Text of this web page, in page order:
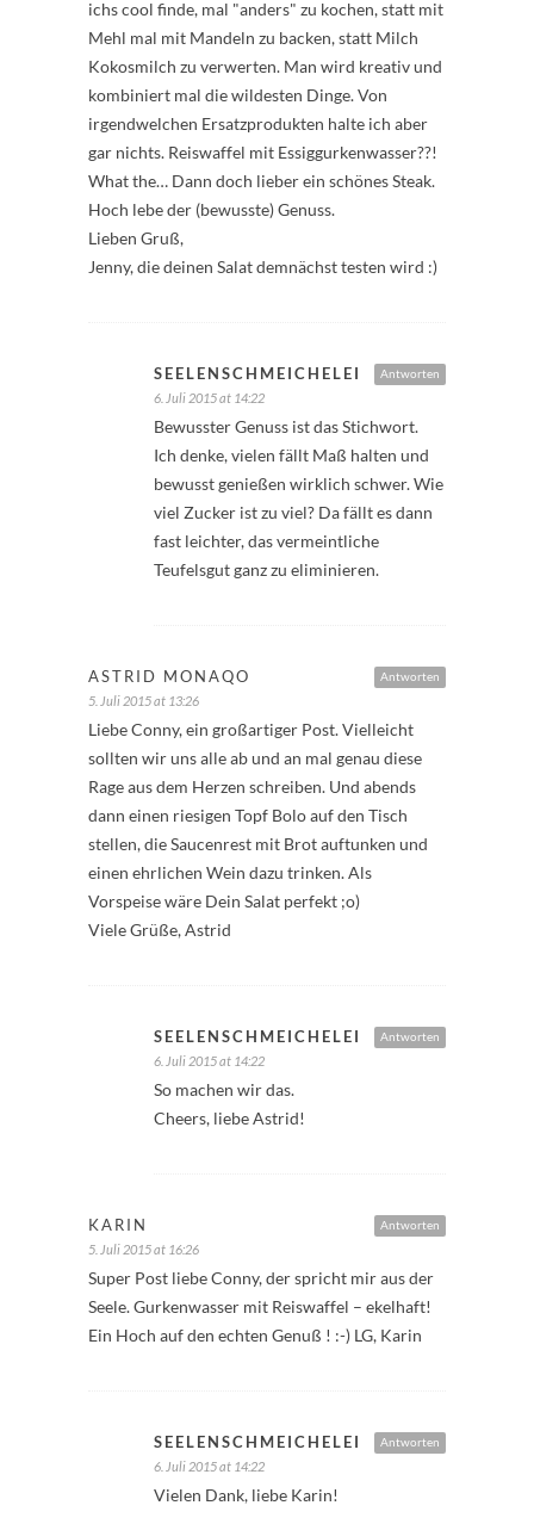
ichs cool finde, mal "anders" zu kochen, statt mit
Mehl mal mit Mandeln zu backen, statt Milch
Kokosmilch zu verwerten. Man wird kreativ und
kombiniert mal die wildesten Dinge. Von
irgendwelchen Ersatzprodukten halte ich aber
gar nichts. Reiswaffel mit Essiggurkenwasser??!
What the… Dann doch lieber ein schönes Steak.
Hoch lebe der (bewusste) Genuss.
Lieben Gruß,
Jenny, die deinen Salat demnächst testen wird :)
Antworten
SEELENSCHMEICHELEI
6. Juli 2015 at 14:22
Bewusster Genuss ist das Stichwort.
Ich denke, vielen fällt Maß halten und
bewusst genießen wirklich schwer. Wie
viel Zucker ist zu viel? Da fällt es dann
fast leichter, das vermeintliche
Teufelsgut ganz zu eliminieren.
Antworten
ASTRID MONAQO
5. Juli 2015 at 13:26
Liebe Conny, ein großartiger Post. Vielleicht
sollten wir uns alle ab und an mal genau diese
Rage aus dem Herzen schreiben. Und abends
dann einen riesigen Topf Bolo auf den Tisch
stellen, die Saucenrest mit Brot auftunken und
einen ehrlichen Wein dazu trinken. Als
Vorspeise wäre Dein Salat perfekt ;o)
Viele Grüße, Astrid
Antworten
SEELENSCHMEICHELEI
6. Juli 2015 at 14:22
So machen wir das.
Cheers, liebe Astrid!
Antworten
KARIN
5. Juli 2015 at 16:26
Super Post liebe Conny, der spricht mir aus der
Seele. Gurkenwasser mit Reiswaffel – ekelhaft!
Ein Hoch auf den echten Genuß ! :-) LG, Karin
Antworten
SEELENSCHMEICHELEI
6. Juli 2015 at 14:22
Vielen Dank, liebe Karin!